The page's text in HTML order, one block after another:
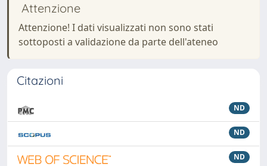
Attenzione
Attenzione! I dati visualizzati non sono stati
sottoposti a validazione da parte dell'ateneo
Citazioni
ND
ND
ND